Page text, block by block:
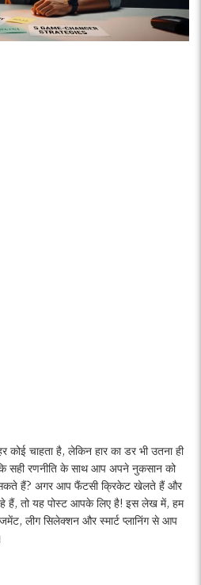
कोई चाहता है, लेकिन हार का डर भी उतना ही
सही रणनीति के साथ आप अपने नुकसान को
हैं? अगर आप फैंटसी क्रिकेट खेलते हैं और
हैं, तो यह पोस्ट आपके लिए है! इस लेख में, हम
लीग सिलेक्शन और स्मार्ट प्लानिंग से आप